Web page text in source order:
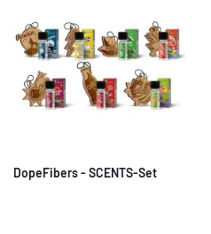
DopeFibers - SCENTS-Set